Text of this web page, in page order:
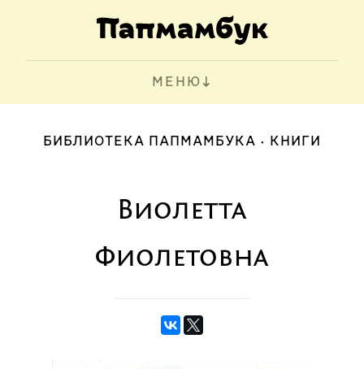
МЕНЮ
БИБЛИОТЕКА ПАПМАМБУКА КНИГИ
Виолетта
Фиолетовна